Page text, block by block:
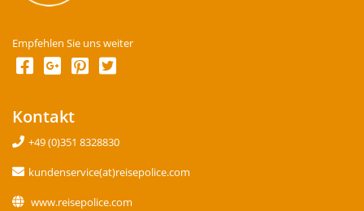
Empfehlen Sie uns weiter
Kontakt
+49 (0)351 8328830
kundenservice(at)reisepolice.com
www.reisepolice.com